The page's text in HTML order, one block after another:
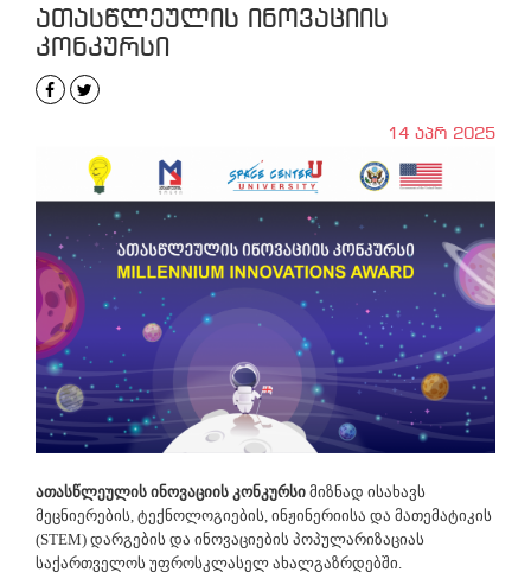
ათასწლეულის ინოვაციის
კონკურსი
14 აპრ 2025
ათასწლეულის ინოვაციის კონკურსი მიზნად ისახავს
მეცნიერების, ტექნოლოგიების, ინჟინერიისა და მათემატიკის
(STEM) დარგების და ინოვაციების პოპულარიზაციას
საქართველოს უფროს კლასელ ახალგაზრდებში.